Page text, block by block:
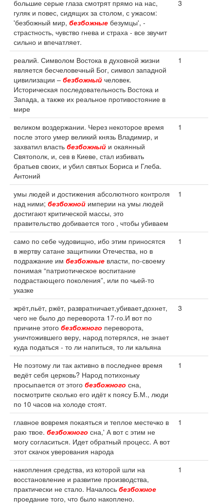
большие серые глаза смотрят прямо на нас,
гуляк и повес, сидящих за столом, с ужасом:
'безбожный мир, безбожные безумцы', -
страстность, чувство гнева и страха - все звучит
сильно и впечатляет.
3
реалий. Символом Востока в духовной жизни
является бесчеловечный Бог, символ западной
цивилизации – безбожный человек.
Историческая последовательность Востока и
Запада, а также их реальное противостояние в
мире
1
великом воздержании. Через некоторое время
после этого умер великий князь Владимир, и
захватил власть безбожный и окаянный
Святополк, и, сев в Киеве, стал избивать
братьев своих, и убил святых Бориса и Глеба.
Антоний
1
умы людей и достижения абсолютного контроля
над ними; безбожной империи на умы людей
достигают критической массы, это
правительство добивается того , чтобы убиваем
1
само по себе чудовищно, ибо этим приносятся
в жертву сатане защитники Отечества, но в
подражание им безбожные власти, по-своему
понимая “патриотическое воспитание
подрастающего поколения”, или по чьей-то
указке
1
жрёт,пьёт, ржёт, развратничает,убивает,дохнет,
чего не было до переворота 17-го.И вот по
причине этого безбожного переворота,
уничтожившего веру, народ потерялся, не знает
куда податься - то ли напиться, то ли кальяна
3
Не поэтому ли так активно в последнее время
ведёт себя церковь? Народ потихоньку
просыпается от этого безбожного сна,
посмотрите сколько его идёт к поясу Б.М., люди
по 10 часов на холоде стоят.
1
главное вовремя покаяться и теплое местечко в
раю твое. безбожного сна,' А вот с этим не
могу согласиться. Идет обратный процесс. А вот
этот скачок уверования народа
1
накопления средства, из которой шли на
восстановление и развитие производства,
практически не стало. Началось безбожное
проедание того, что было накоплено.
1